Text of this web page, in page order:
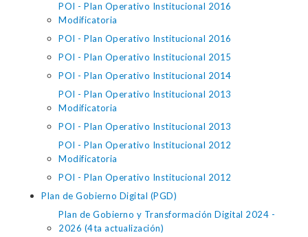
POI - Plan Operativo Institucional 2016
Modificatoria
POI - Plan Operativo Institucional 2016
POI - Plan Operativo Institucional 2015
POI - Plan Operativo Institucional 2014
POI - Plan Operativo Institucional 2013
Modificatoria
POI - Plan Operativo Institucional 2013
POI - Plan Operativo Institucional 2012
Modificatoria
POI - Plan Operativo Institucional 2012
Plan de Gobierno Digital (PGD)
Plan de Gobierno y Transformación Digital 2024 -
2026 (4ta actualización)